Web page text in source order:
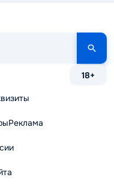
18+
Реклама